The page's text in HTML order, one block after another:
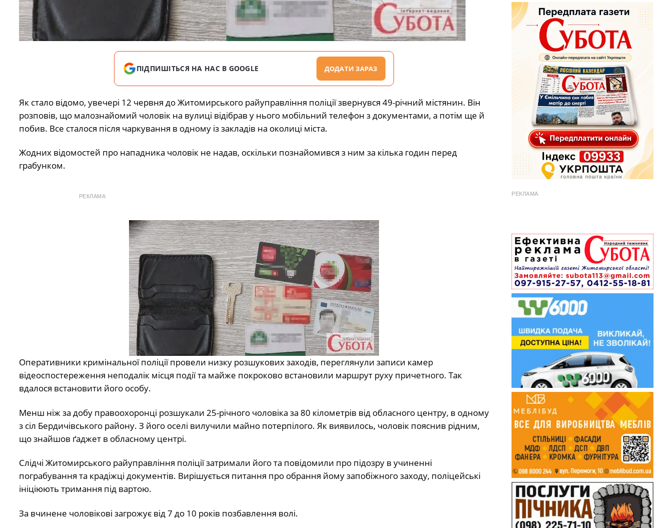
ПІДПИШІТЬСЯ НА НАС В GOOGLE ДОДАТИ ЗАРАЗ
Як стало відомо, увечері 12 червня до Житомирського райуправління поліції звернувся 49-річний містянин. Він
розповів, що малознайомий чоловік на вулиці відібрав у нього мобільний телефон з документами, а потім ще й
побив. Все сталося після чаркування в одному із закладів на околиці міста.
Жодних відомостей про нападника чоловік не надав, оскільки познайомився з ним за кілька годин перед
грабунком.
РЕКЛАМА
Оперативники кримінальної поліції провели низку розшукових заходів, переглянули записи камер
відеоспостереження неподалік місця події та майже покроково встановили маршрут руху причетного. Так
вдалося встановити його особу.
Менш ніж за добу правоохоронці розшукали 25-річного чоловіка за 80 кілометрів від обласного центру, в одному
з сіл Бердичівського району. З його оселі вилучили майно потерпілого. Як виявилось, чоловік пояснив рідним,
що знайшов ґаджет в обласному центрі.
Слідчі Житомирського райуправління поліції затримали його та повідомили про підозру в учиненні
пограбування та крадіжці документів. Вирішується питання про обрання йому запобіжного заходу, поліцейські
ініціюють тримання під вартою.
За вчинене чоловікові загрожує від 7 до 10 років позбавлення волі.
РЕКЛАМА